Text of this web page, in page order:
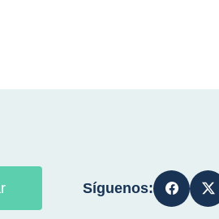
Síguenos: